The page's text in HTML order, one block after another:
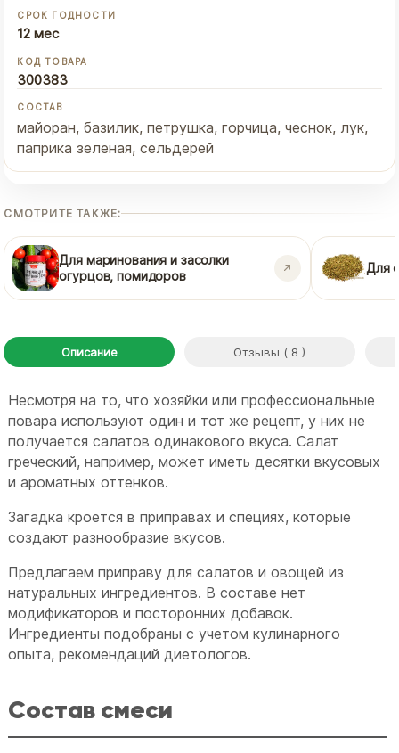
СРОК ГОДНОСТИ
12 мес
КОД ТОВАРА
300383
СОСТАВ
майоран, базилик, петрушка, горчица, чеснок, лук,
паприка зеленая, сельдерей
СМОТРИТЕ ТАКЖЕ:
Для маринования и засолки
огурцов, помидоров
Для
Описание Отзывы ( 8 )
Несмотря на то, что хозяйки или профессиональные
повара используют один и тот же рецепт, у них не
получается салатов одинакового вкуса. Салат
греческий, например, может иметь десятки вкусовых
и ароматных оттенков.
Загадка кроется в приправах и специях, которые
создают разнообразие вкусов.
Предлагаем приправу для салатов и овощей из
натуральных ингредиентов. В составе нет
модификаторов и посторонних добавок.
Ингредиенты подобраны с учетом кулинарного
опыта, рекомендаций диетологов.
Состав смеси